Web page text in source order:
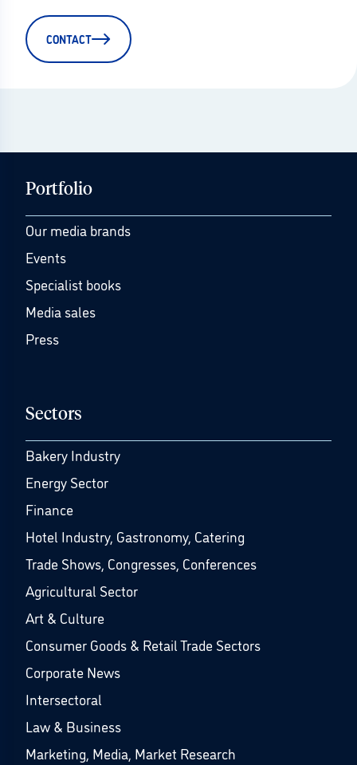
CONTACT
Portfolio
Our media brands
Events
Specialist books
Media sales
Press
Sectors
Bakery Industry
Energy Sector
Finance
Hotel Industry, Gastronomy, Catering
Trade Shows, Congresses, Conferences
Agricultural Sector
Art & Culture
Consumer Goods & Retail Trade Sectors
Corporate News
Intersectoral
Law & Business
Marketing, Media, Market Research